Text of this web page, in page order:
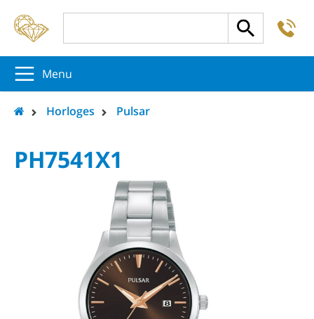
Menu
Horloges Pulsar
PH7541X1